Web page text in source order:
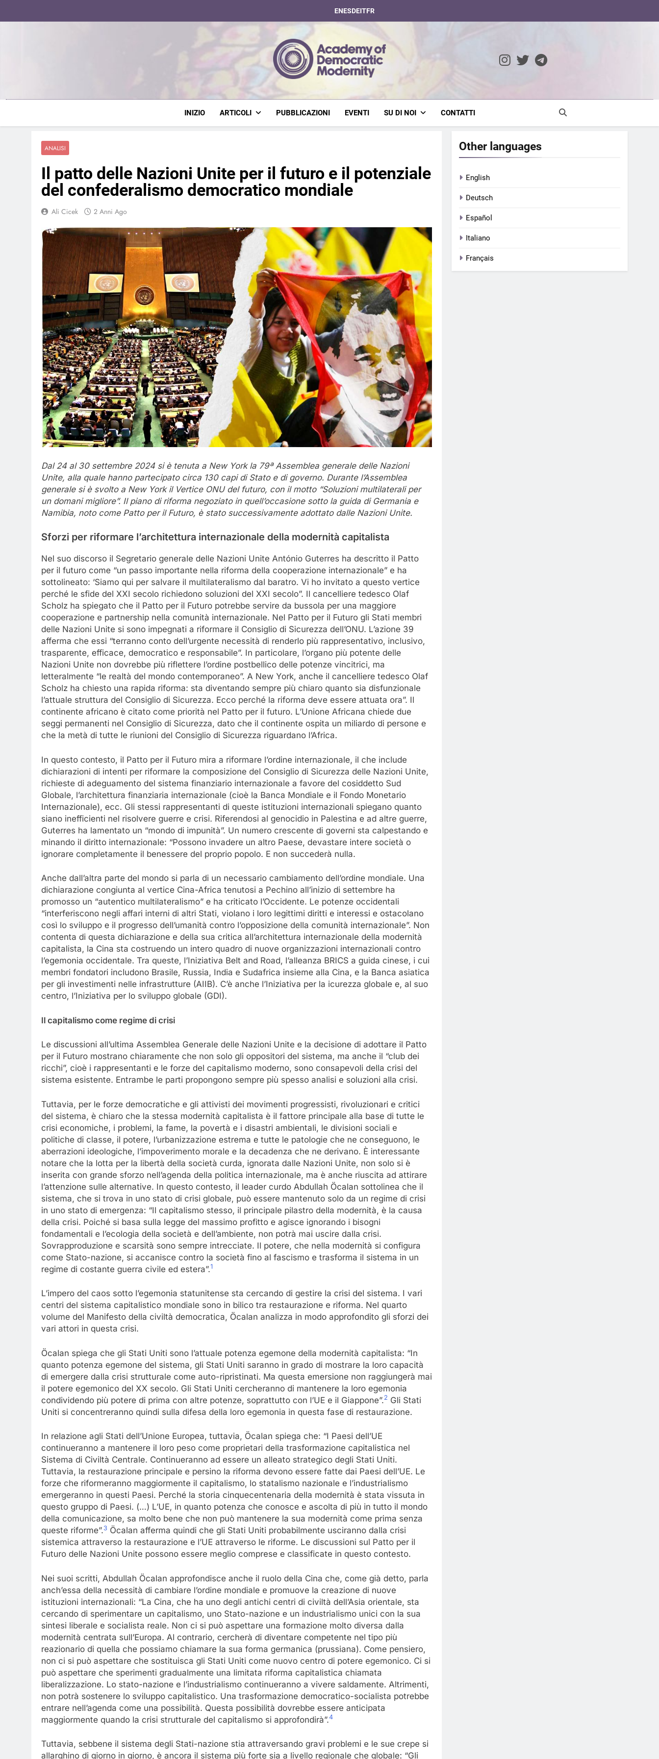
ENESDEITFR
Academy Of Democratic Modernity
INIZIO ARTICOLI PUBBLICAZIONI EVENTI SU DI NOI CONTATTI
ANALISI
Il patto delle Nazioni Unite per il futuro e il potenziale
del confederalismo democratico mondiale
Ali Cicek 2 Anni Ago
Dal 24 al 30 settembre 2024 si è tenuta a New York la 79ª Assemblea generale delle Nazioni
Unite, alla quale hanno partecipato circa 130 capi di Stato e di governo. Durante l’Assemblea
generale si è svolto a New York il Vertice ONU del futuro, con il motto “Soluzioni multilaterali per
un domani migliore”. Il piano di riforma negoziato in quell’occasione sotto la guida di Germania e
Namibia, noto come Patto per il Futuro, è stato successivamente adottato dalle Nazioni Unite.
Sforzi per riformare l’architettura internazionale della modernità capitalista
Nel suo discorso il Segretario generale delle Nazioni Unite António Guterres ha descritto il Patto
per il futuro come “un passo importante nella riforma della cooperazione internazionale” e ha
sottolineato: ‘Siamo qui per salvare il multilateralismo dal baratro. Vi ho invitato a questo vertice
perché le sfide del XXI secolo richiedono soluzioni del XXI secolo”. Il cancelliere tedesco Olaf
Scholz ha spiegato che il Patto per il Futuro potrebbe servire da bussola per una maggiore
cooperazione e partnership nella comunità internazionale. Nel Patto per il Futuro gli Stati membri
delle Nazioni Unite si sono impegnati a riformare il Consiglio di Sicurezza dell’ONU. L’azione 39
afferma che essi “terranno conto dell’urgente necessità di renderlo più rappresentativo, inclusivo,
trasparente, efficace, democratico e responsabile”. In particolare, l’organo più potente delle
Nazioni Unite non dovrebbe più riflettere l’ordine postbellico delle potenze vincitrici, ma
letteralmente “le realtà del mondo contemporaneo”. A New York, anche il cancelliere tedesco Olaf
Scholz ha chiesto una rapida riforma: sta diventando sempre più chiaro quanto sia disfunzionale
l’attuale struttura del Consiglio di Sicurezza. Ecco perché la riforma deve essere attuata ora”. Il
continente africano è citato come priorità nel Patto per il futuro. L’Unione Africana chiede due
seggi permanenti nel Consiglio di Sicurezza, dato che il continente ospita un miliardo di persone e
che la metà di tutte le riunioni del Consiglio di Sicurezza riguardano l’Africa.
In questo contesto, il Patto per il Futuro mira a riformare l’ordine internazionale, il che include
dichiarazioni di intenti per riformare la composizione del Consiglio di Sicurezza delle Nazioni Unite,
richieste di adeguamento del sistema finanziario internazionale a favore del cosiddetto Sud
Globale, l’architettura finanziaria internazionale (cioè la Banca Mondiale e il Fondo Monetario
Internazionale), ecc. Gli stessi rappresentanti di queste istituzioni internazionali spiegano quanto
siano inefficienti nel risolvere guerre e crisi. Riferendosi al genocidio in Palestina e ad altre guerre,
Guterres ha lamentato un “mondo di impunità”. Un numero crescente di governi sta calpestando e
minando il diritto internazionale: “Possono invadere un altro Paese, devastare intere società o
ignorare completamente il benessere del proprio popolo. E non succederà nulla.
Anche dall’altra parte del mondo si parla di un necessario cambiamento dell’ordine mondiale. Una
dichiarazione congiunta al vertice Cina-Africa tenutosi a Pechino all’inizio di settembre ha
promosso un “autentico multilateralismo” e ha criticato l’Occidente. Le potenze occidentali
“interferiscono negli affari interni di altri Stati, violano i loro legittimi diritti e interessi e ostacolano
così lo sviluppo e il progresso dell’umanità contro l’opposizione della comunità internazionale”. Non
contenta di questa dichiarazione e della sua critica all’architettura internazionale della modernità
capitalista, la Cina sta costruendo un intero quadro di nuove organizzazioni internazionali contro
l’egemonia occidentale. Tra queste, l’Iniziativa Belt and Road, l’alleanza BRICS a guida cinese, i cui
membri fondatori includono Brasile, Russia, India e Sudafrica insieme alla Cina, e la Banca asiatica
per gli investimenti nelle infrastrutture (AIIB). C’è anche l’Iniziativa per la icurezza globale e, al suo
centro, l’Iniziativa per lo sviluppo globale (GDI).
Il capitalismo come regime di crisi
Le discussioni all’ultima Assemblea Generale delle Nazioni Unite e la decisione di adottare il Patto
per il Futuro mostrano chiaramente che non solo gli oppositori del sistema, ma anche il “club dei
ricchi”, cioè i rappresentanti e le forze del capitalismo moderno, sono consapevoli della crisi del
sistema esistente. Entrambe le parti propongono sempre più spesso analisi e soluzioni alla crisi.
Tuttavia, per le forze democratiche e gli attivisti dei movimenti progressisti, rivoluzionari e critici
del sistema, è chiaro che la stessa modernità capitalista è il fattore principale alla base di tutte le
crisi economiche, i problemi, la fame, la povertà e i disastri ambientali, le divisioni sociali e
politiche di classe, il potere, l’urbanizzazione estrema e tutte le patologie che ne conseguono, le
aberrazioni ideologiche, l’impoverimento morale e la decadenza che ne derivano. È interessante
notare che la lotta per la libertà della società curda, ignorata dalle Nazioni Unite, non solo si è
inserita con grande sforzo nell’agenda della politica internazionale, ma è anche riuscita ad attirare
l’attenzione sulle alternative. In questo contesto, il leader curdo Abdullah Öcalan sottolinea che il
sistema, che si trova in uno stato di crisi globale, può essere mantenuto solo da un regime di crisi
in uno stato di emergenza: “Il capitalismo stesso, il principale pilastro della modernità, è la causa
della crisi. Poiché si basa sulla legge del massimo profitto e agisce ignorando i bisogni
fondamentali e l’ecologia della società e dell’ambiente, non potrà mai uscire dalla crisi.
Sovrapproduzione e scarsità sono sempre intrecciate. Il potere, che nella modernità si configura
come Stato-nazione, si accanisce contro la società fino al fascismo e trasforma il sistema in un
regime di costante guerra civile ed estera”.1
L’impero del caos sotto l’egemonia statunitense sta cercando di gestire la crisi del sistema. I vari
centri del sistema capitalistico mondiale sono in bilico tra restaurazione e riforma. Nel quarto
volume del Manifesto della civiltà democratica, Öcalan analizza in modo approfondito gli sforzi dei
vari attori in questa crisi.
Öcalan spiega che gli Stati Uniti sono l’attuale potenza egemone della modernità capitalista: “In
quanto potenza egemone del sistema, gli Stati Uniti saranno in grado di mostrare la loro capacità
di emergere dalla crisi strutturale come auto-ripristinati. Ma questa emersione non raggiungerà mai
il potere egemonico del XX secolo. Gli Stati Uniti cercheranno di mantenere la loro egemonia
condividendo più potere di prima con altre potenze, soprattutto con l’UE e il Giappone”.2 Gli Stati
Uniti si concentreranno quindi sulla difesa della loro egemonia in questa fase di restaurazione.
In relazione agli Stati dell’Unione Europea, tuttavia, Öcalan spiega che: “I Paesi dell’UE
continueranno a mantenere il loro peso come proprietari della trasformazione capitalistica nel
Sistema di Civiltà Centrale. Continueranno ad essere un alleato strategico degli Stati Uniti.
Tuttavia, la restaurazione principale e persino la riforma devono essere fatte dai Paesi dell’UE. Le
forze che riformeranno maggiormente il capitalismo, lo statalismo nazionale e l’industrialismo
emergeranno in questi Paesi. Perché la storia cinquecentenaria della modernità è stata vissuta in
questo gruppo di Paesi. (…) L’UE, in quanto potenza che conosce e ascolta di più in tutto il mondo
della comunicazione, sa molto bene che non può mantenere la sua modernità come prima senza
queste riforme”.3 Öcalan afferma quindi che gli Stati Uniti probabilmente usciranno dalla crisi
sistemica attraverso la restaurazione e l’UE attraverso le riforme. Le discussioni sul Patto per il
Futuro delle Nazioni Unite possono essere meglio comprese e classificate in questo contesto.
Nei suoi scritti, Abdullah Öcalan approfondisce anche il ruolo della Cina che, come già detto, parla
anch’essa della necessità di cambiare l’ordine mondiale e promuove la creazione di nuove
istituzioni internazionali: “La Cina, che ha uno degli antichi centri di civiltà dell’Asia orientale, sta
cercando di sperimentare un capitalismo, uno Stato-nazione e un industrialismo unici con la sua
sintesi liberale e socialista reale. Non ci si può aspettare una formazione molto diversa dalla
modernità centrata sull’Europa. Al contrario, cercherà di diventare competente nel tipo più
reazionario di quella che possiamo chiamare la sua forma germanica (prussiana). Come pensiero,
non ci si può aspettare che sostituisca gli Stati Uniti come nuovo centro di potere egemonico. Ci si
può aspettare che sperimenti gradualmente una limitata riforma capitalistica chiamata
liberalizzazione. Lo stato-nazione e l’industrialismo continueranno a vivere saldamente. Altrimenti,
non potrà sostenere lo sviluppo capitalistico. Una trasformazione democratico-socialista potrebbe
entrare nell’agenda come una possibilità. Questa possibilità dovrebbe essere anticipata
maggiormente quando la crisi strutturale del capitalismo si approfondirà”.4
Tuttavia, sebbene il sistema degli Stati-nazione stia attraversando gravi problemi e le sue crepe si
allarghino di giorno in giorno, è ancora il sistema più forte sia a livello regionale che globale: “Gli
Other languages
English
Deutsch
Español
Italiano
Français